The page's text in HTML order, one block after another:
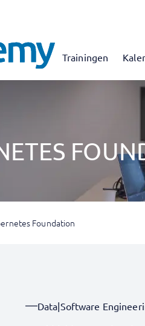
Trainingen
Foundation
Data|Software